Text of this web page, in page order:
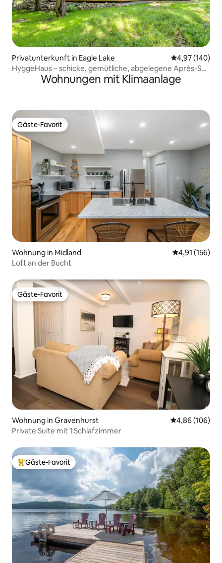
Privatunterkunft in Eagle Lake
4,97 (140)
HyggeHaus – schicke, gemütliche, abgelegene Après-Ski-
Wohnungen mit Klimaanlage
Gäste-Favorit
Gäste-Favorit
Wohnung in Midland
4,91 (156)
Loft an der Bucht
Gäste-Favorit
Gäste-Favorit
Wohnung in Gravenhurst
4,86 (106)
Private Suite mit 1 Schlafzimmer
Beliebter Gäste-Favorit.
Gäste-Favorit